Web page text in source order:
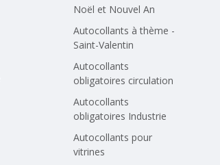
Noël et Nouvel An
Autocollants à thème -
Saint-Valentin
Autocollants
obligatoires circulation
Autocollants
obligatoires Industrie
Autocollants pour
vitrines